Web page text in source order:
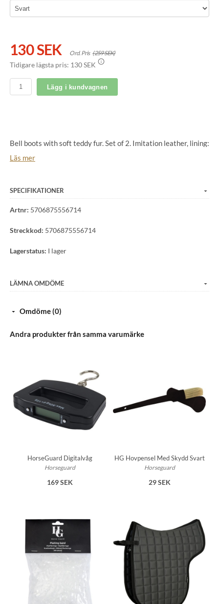
130 SEK Ord. Pris (259 SEK)
Tidigare lägsta pris: 130 SEK
Lägg i kundvagnen
Bell boots with soft teddy fur. Set of 2. Imitation leather, lining:
teddy fleece.
Läs mer
SPECIFIKATIONER
Artnr: 5706875556714
Streckkod: 5706875556714
Lagerstatus: I lager
LÄMNA OMDÖME
Omdöme (0)
Andra produkter från samma varumärke
HorseGuard Digitalvåg
Horseguard
169 SEK
HG Hovpensel Med Skydd Svart
Horseguard
29 SEK